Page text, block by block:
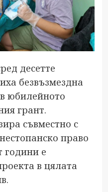
десетте
безвъзмездна
юбилейното
грант.
съвместно с
право
години е
в цялата